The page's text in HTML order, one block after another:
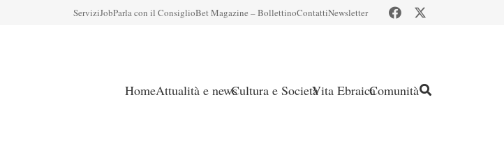
ServiziJobParla con il ConsiglioBet Magazine – BollettinoContattiNewsletter
HomeAttualità e newsCultura e SocietàVita EbraicaComunità